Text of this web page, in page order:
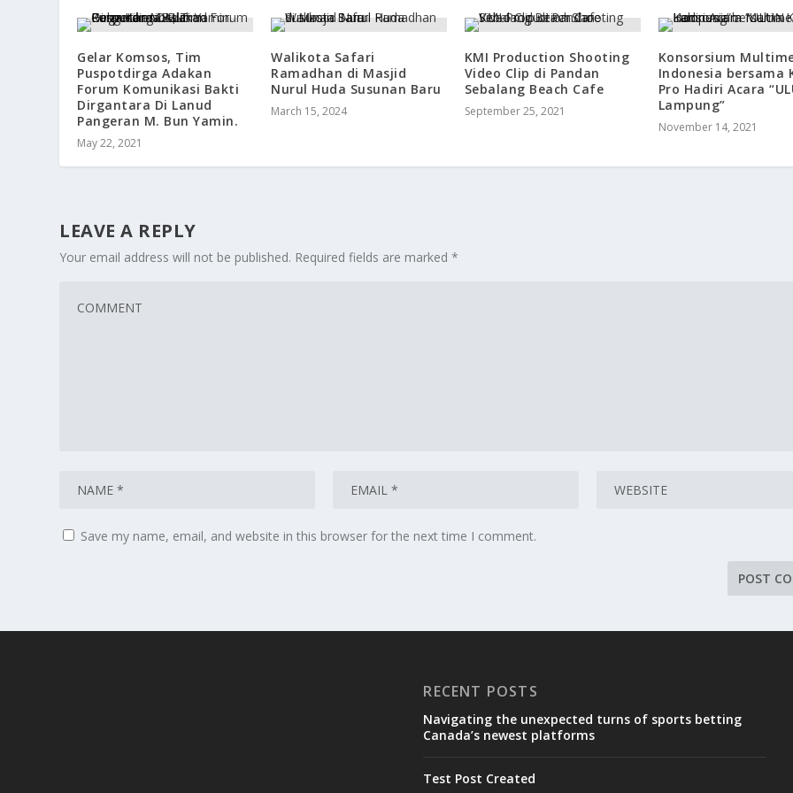
Gelar Komsos, Tim
Puspotdirga Adakan
Forum Komunikasi Bakti
Dirgantara Di Lanud
Pangeran M. Bun Yamin.
May 22, 2021
Walikota Safari
Ramadhan di Masjid
Nurul Huda Susunan Baru
March 15, 2024
KMI Production Shooting
Video Clip di Pandan
Sebalang Beach Cafe
September 25, 2021
Konsorsium
Indonesia bersama
Pro Hadiri Acara
Lampung”
November 14, 2021
LEAVE A REPLY
Your email address will not be published. Required fields are marked*
Save my name, email, and website in this browser for the next time I comment.
RECENT POSTS
Navigating the unexpected turns of sports betting
Canada’s newest platforms
Test Post Created